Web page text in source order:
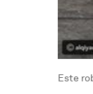
Este